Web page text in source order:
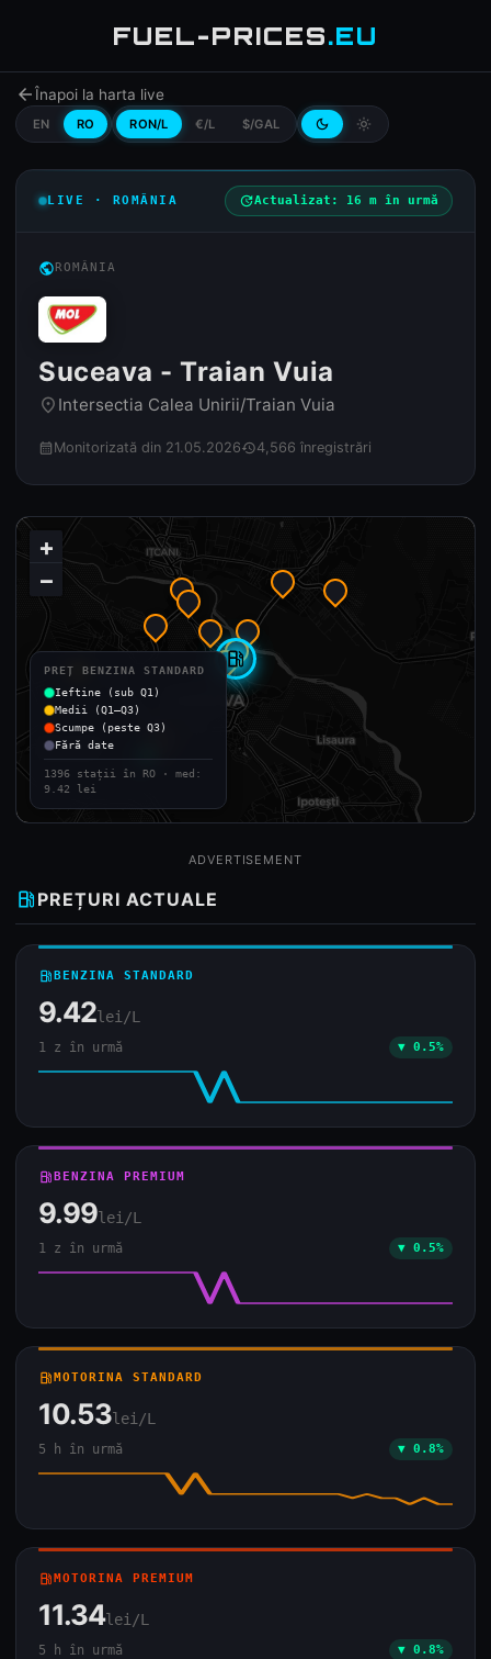
FUEL-PRICES.EU
arrow_backÎnapoi la harta live
EN RO RON/L €/L $/GAL dark_mode light_mode
LIVE · ROMÂNIA updateActualizat: 16 m în urmă
publicROMÂNIA
Suceava - Traian Vuia
place Intersectia Calea Unirii/Traian Vuia
calendar_month Monitorizată din 21.05.2026history4,566 înregistrări
local_gas_station
+
−
PREȚ BENZINA STANDARD
Ieftine (sub Q1)
Medii (Q1–Q3)
Scumpe (peste Q3)
Fără date
1396 stații în RO · med:
9.42 lei
ADVERTISEMENT
local_gas_station PREȚURI ACTUALE
local_gas_stationBENZINA STANDARD
9.42lei/L
1 z în urmă ▼ 0.5%
local_gas_stationBENZINA PREMIUM
9.99lei/L
1 z în urmă ▼ 0.5%
local_gas_stationMOTORINA STANDARD
10.53lei/L
5 h în urmă ▼ 0.8%
local_gas_stationMOTORINA PREMIUM
11.34lei/L
5 h în urmă ▼ 0.8%